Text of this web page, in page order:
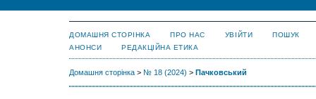
ДОМАШНЯ СТОРІНКА ПРО НАС УВІЙТИ
ПОШУК
АНОНСИ
РЕДАКЦІЙНА ЕТИКА
Домашня сторінка > № 18 (2024) > Пачковський